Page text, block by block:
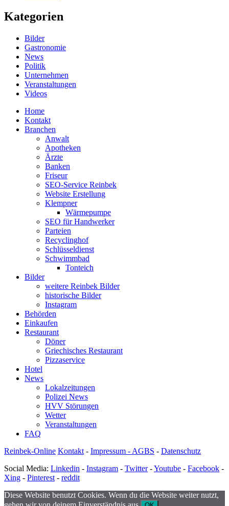
Kategorien
Bilder
Gastronomie
News
Politik
Unternehmen
Veranstaltungen
Videos
Home
Kontakt
Branchen
Anwalt
Apotheken
Ärzte
Banken
Friseur
SEO-Service Reinbek
Website Erstellung
Klempner
Wärmepumpe
SEO für Handwerker
Parteien
Recyclinghof
Schlüsseldienst
Schwimmbad
Tonteich
Bilder
weitere Reinbek Bilder
historische Bilder
Instagram
Behörden
Einkaufen
Restaurant
Döner
Griechisches Restaurant
Pizzaservice
Hotel
News
Lokalzeitungen
Polizei News
HVV Störungen
Wetter
Veranstaltungen
FAQ
Reinbek-Online Kontakt - Impressum - AGBS - Datenschutz
Social Media: Linkedin - Instagram - Twitter-Youtube - Facebook -
Xing - Pinterest - reddit
Diese Website benutzt Cookies. Wenn du die Website weiter nutzt,